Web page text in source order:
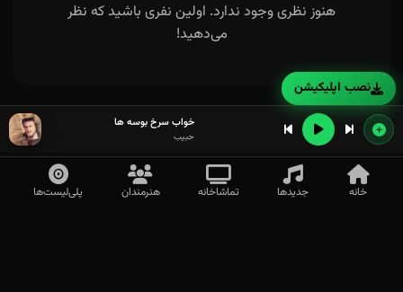
هنوز نظری وجود ندارد. اولین نفری باشید که نظر
می‌دهید!
خواب سرخ بوسه ها
حبیب
خانه جدیدها تماشاخانه هنرمندان پلی‌لیست‌ها
نصب اپلیکیشن